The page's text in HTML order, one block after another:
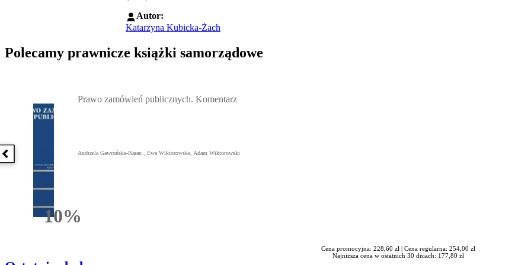
Autor:
Katarzyna Kubicka-Żach
Polecamy prawnicze książki samorządowe
Poprzednia książka
10%Rabatu
Prawo zamówień publicznych. Komentarz
Andrzela Gawrońska-Baran , Ewa Wiktorowska, Adam Wiktorowski
Cena promocyjna: 228,60 zł | Cena regularna: 254,00 zł
Najniższa cena w ostatnich 30 dniach: 177,80 zł